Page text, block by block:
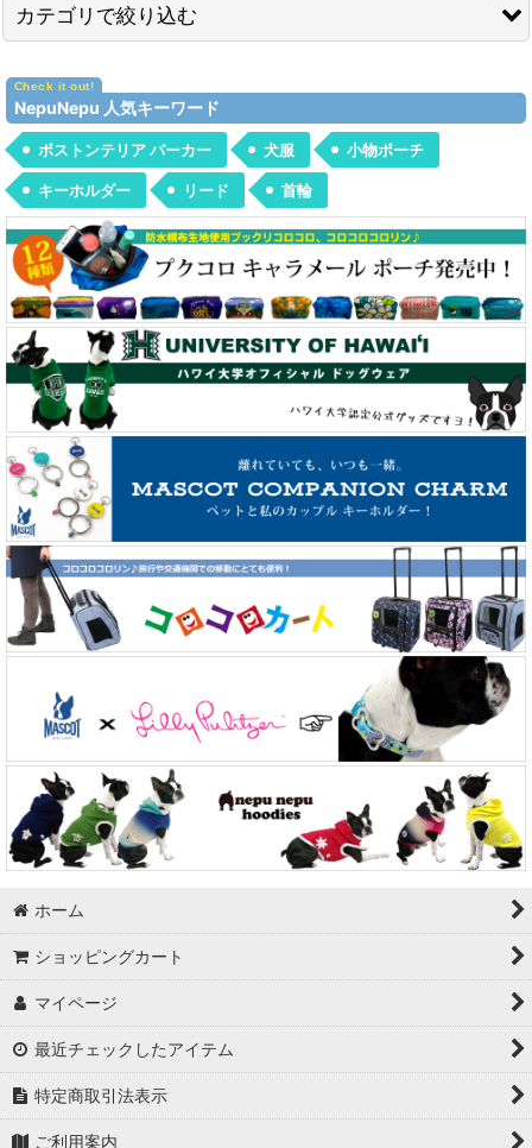
カテゴリで絞り込む
アクセサリー＆その他（置物など） (全商品)
チャーム＆キーホルダー
ハワイアンレイ（犬用）
アイロンワッペン
置物など
NepuNepu 人気キーワード
ボストンテリア パーカー 犬服 小物ポーチ
キーホルダー リード 首輪
ホーム
ショッピングカート
マイページ
最近チェックしたアイテム
特定商取引法表示
ご利用案内